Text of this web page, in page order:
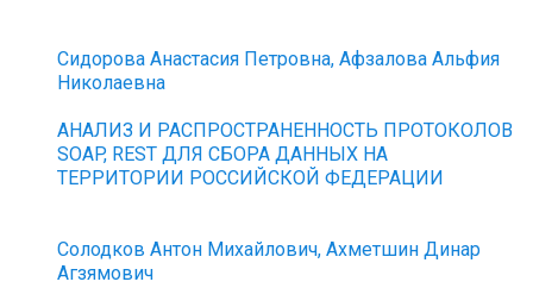
Сидорова Анастасия Петровна, Афзалова Альфия
Николаевна
АНАЛИЗ И РАСПРОСТРАНЕННОСТЬ ПРОТОКОЛОВ
SOAP, REST ДЛЯ СБОРА ДАННЫХ НА
ТЕРРИТОРИИ РОССИЙСКОЙ ФЕДЕРАЦИИ
Солодков Антон Михайлович, Ахметшин Динар
Агзямович